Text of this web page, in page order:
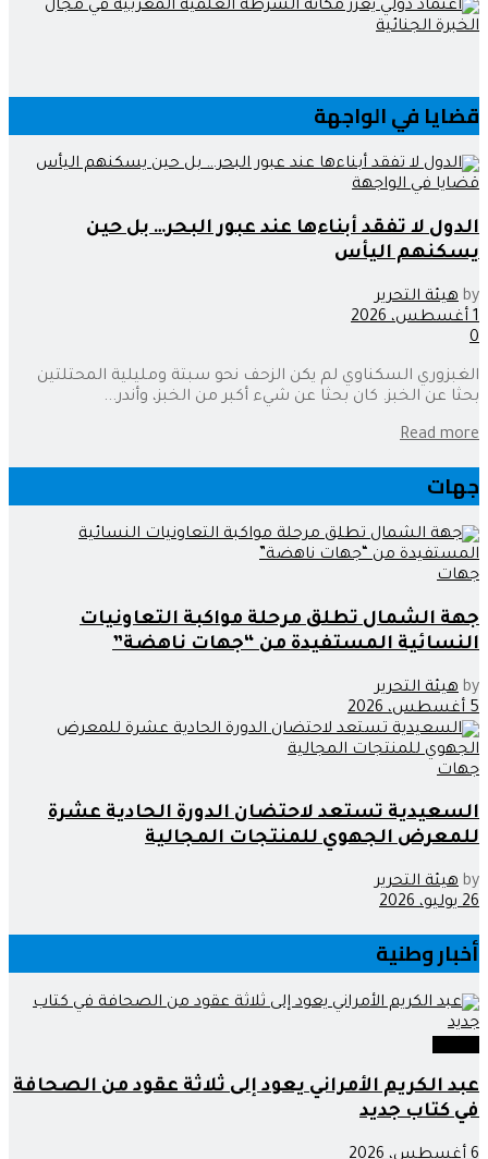
قضايا في الواجهة
قضايا في الواجهة
الدول لا تفقد أبناءها عند عبور البحر… بل حين
يسكنهم اليأس
by هيئة التحرير
1 أغسطس، 2026
0
الغبزوري السكناوي لم يكن الزحف نحو سبتة ومليلية المحتلتين
بحثا عن الخبز. كان بحثا عن شيء أكبر من الخبز، وأندر...
Read more
جهات
جهات
جهة الشمال تطلق مرحلة مواكبة التعاونيات
النسائية المستفيدة من “جهات ناهضة”
by هيئة التحرير
5 أغسطس، 2026
جهات
السعيدية تستعد لاحتضان الدورة الحادية عشرة
للمعرض الجهوي للمنتجات المجالية
by هيئة التحرير
26 يوليو، 2026
أخبار وطنية
عبد الكريم الأمراني يعود إلى ثلاثة عقود من الصحافة
في كتاب جديد